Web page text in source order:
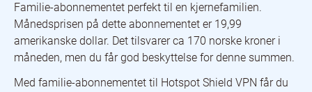
Familie-abonnementet perfekt til en kjernefamilien.
Månedsprisen på dette abonnementet er 19,99
amerikanske dollar. Det tilsvarer ca 170 norske kroner i
måneden, men du får god beskyttelse for denne summen.
Med familie-abonnementet til Hotspot Shield VPN får du